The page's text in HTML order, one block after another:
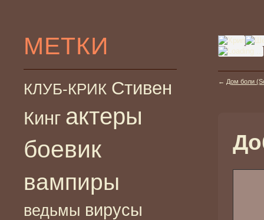
МЕТКИ
КЛУБ-КРИК Стивен
Кинг актеры
боевик
вампиры
ведьмы вирусы
← Дом боли